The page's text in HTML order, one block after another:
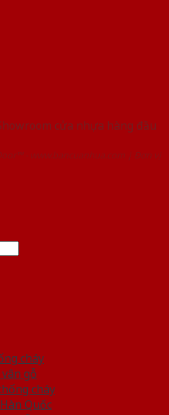
cửa nhựa hàng đầu
- www.bancuanhua.com | Đơn vị
cháy
gỗ
cháy
Quốc